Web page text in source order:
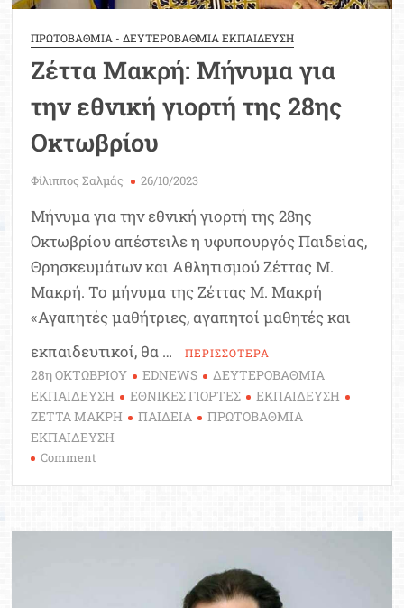
ΠΡΩΤΟΒΑΘΜΙΑ - ΔΕΥΤΕΡΟΒΑΘΜΙΑ ΕΚΠΑΙΔΕΥΣΗ
Ζέττα Μακρή: Μήνυμα για
την εθνική γιορτή της 28ης
Οκτωβρίου
Φίλιππος Σαλμάς 26/10/2023
Μήνυμα για την εθνική γιορτή της 28ης
Οκτωβρίου απέστειλε η υφυπουργός Παιδείας,
Θρησκευμάτων και Αθλητισμού Ζέττας Μ.
Μακρή. Το μήνυμα της Ζέττας Μ. Μακρή
«Αγαπητές μαθήτριες, αγαπητοί μαθητές και
εκπαιδευτικοί, θα …
ΠΕΡΙΣΣΟΤΕΡΑ
28η ΟΚΤΩΒΡΙΟΥ EDNEWS
ΔΕΥΤΕΡΟΒΑΘΜΙΑ
ΕΚΠΑΙΔΕΥΣΗ
ΕΘΝΙΚΕΣ ΓΙΟΡΤΕΣ
ΕΚΠΑΙΔΕΥΣΗ
ΖΕΤΤΑ ΜΑΚΡΗ
ΠΑΙΔΕΙΑ
ΠΡΩΤΟΒΑΘΜΙΑ
ΕΚΠΑΙΔΕΥΣΗ
Comment
για